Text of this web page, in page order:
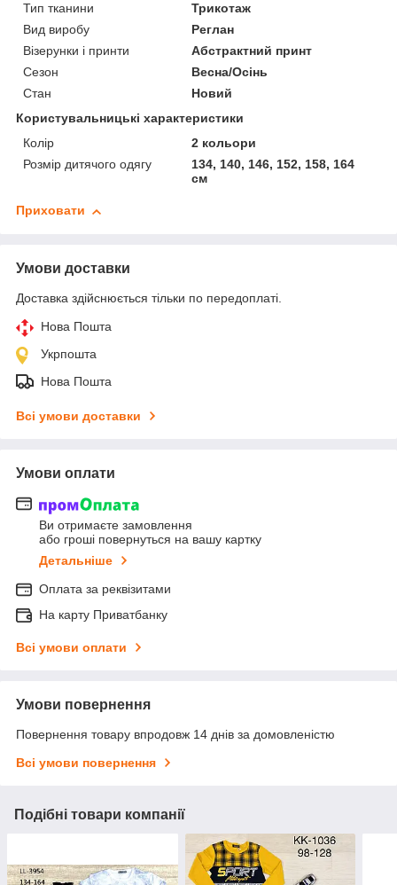
Тип тканини
Трикотаж
Вид виробу
Реглан
Візерунки і принти
Абстрактний принт
Сезон
Весна/Осінь
Стан
Новий
Користувальницькі характеристики
Колір
2 кольори
Розмір дитячого одягу
134, 140, 146, 152, 158, 164
см
Приховати
Умови доставки
Доставка здійснюється тільки по передоплаті.
Нова Пошта
Укрпошта
Нова Пошта
Всі умови доставки
Умови оплати
Ви отримаєте замовлення
або гроші повернуться на вашу картку
Детальніше
Оплата за реквізитами
На карту Приватбанку
Всі умови оплати
Умови повернення
Повернення товару впродовж 14 днів за домовленістю
Всі умови повернення
Подібні товари компанії